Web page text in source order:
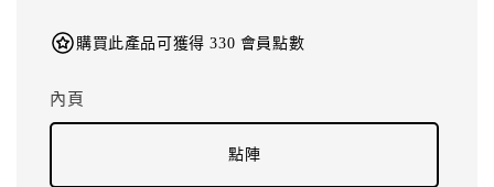
購買此產品可獲得 330 會員點數
內頁
點陣